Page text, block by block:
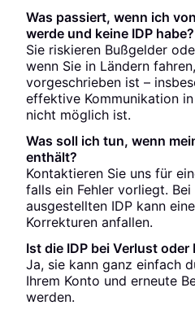
Was passiert, wenn ich
werde und keine IDP habe?
Sie riskieren Bußgelder
wenn Sie in Ländern
vorgeschrieben ist –
effektive Kommunikation
nicht möglich ist.
Was soll ich tun, wenn
enthält?
Kontaktieren Sie uns für
falls ein Fehler vorliegt.
ausgestellten IDP kann
Korrekturen anfallen.
Ist die IDP bei Verlust
Ja, sie kann ganz einfach
Ihrem Konto und erneute
werden.